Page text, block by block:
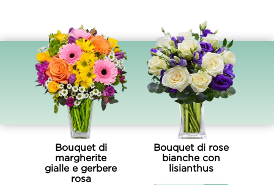
Bouquet di
margherite
gialle e gerbere
rosa
Bouquet di rose
bianche con
lisianthus